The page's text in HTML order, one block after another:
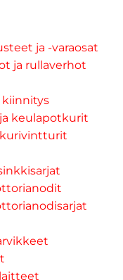
ja -varaosat
ja rullaverhot
keulapotkurit